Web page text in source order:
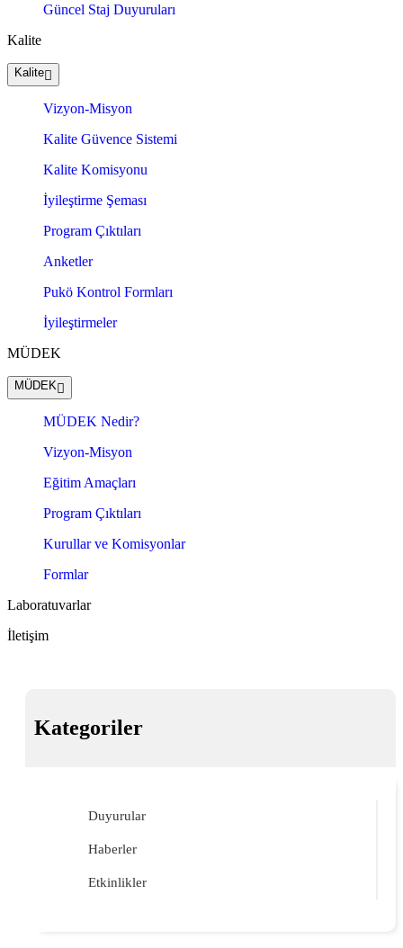
Güncel Staj Duyuruları
Kalite
Kalite
Vizyon-Misyon
Kalite Güvence Sistemi
Kalite Komisyonu
İyileştirme Şeması
Program Çıktıları
Anketler
Pukö Kontrol Formları
İyileştirmeler
MÜDEK
MÜDEK
MÜDEK Nedir?
Vizyon-Misyon
Eğitim Amaçları
Program Çıktıları
Kurullar ve Komisyonlar
Formlar
Laboratuvarlar
İletişim
Kategoriler
Duyurular
Haberler
Etkinlikler